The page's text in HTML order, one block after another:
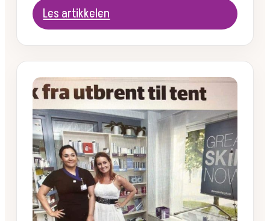
Les artikkelen